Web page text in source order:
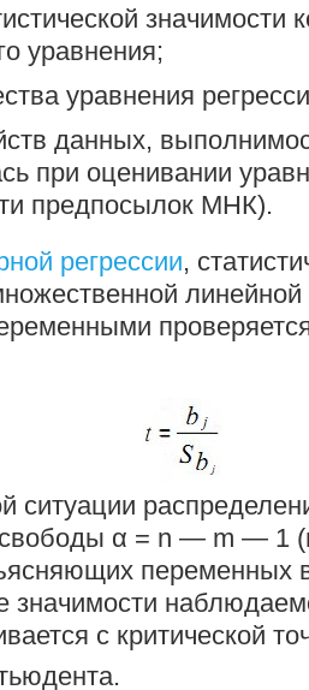
значимости
уравнения;
уравнения
данных,
при оценивании
предпосылок МНК).
регрессии,
линейной
ситуации
свободы α = n — m — 1
переменных
значимости
с критической